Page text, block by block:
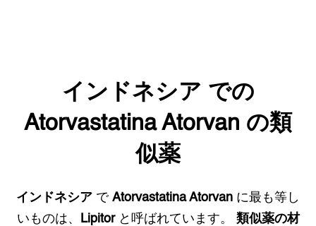
インドネシア での
Atorvastatina Atorvan の類
似薬
インドネシア で Atorvastatina Atorvan に最も等し
いものは、
Lipitorと呼ばれています。
類似薬の材